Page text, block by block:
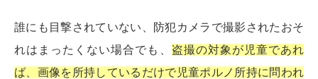
誰にも目撃されていない、防犯カメラで撮影されたおそ
れはまったくない場合でも、 盗撮の対象が児童であれ
ば、画像を所持しているだけで児童ポルノ所持に問われ